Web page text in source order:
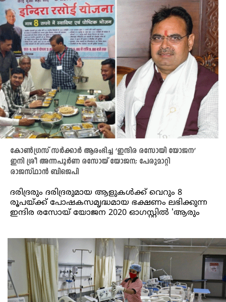
കോൺഗ്രസ് സർക്കാർ ആരംഭിച്ച ‘ഇന്ദിര രസോയി യോജന’
ഇനി ശ്രീ അന്നപൂർണ രസോയ് യോജന; പേരുമാറ്റി
രാജസ്ഥാൻ ബിജെപി
ദരിദ്രരും ദരിദ്രരുമായ ആളുകൾക്ക് വെറും 8
രൂപയ്ക്ക് പോഷകസമൃദ്ധമായ ഭക്ഷണം ലഭിക്കുന്ന
ഇന്ദിര രസോയ് യോജന 2020 ഓഗസ്റ്റിൽ 'ആരും